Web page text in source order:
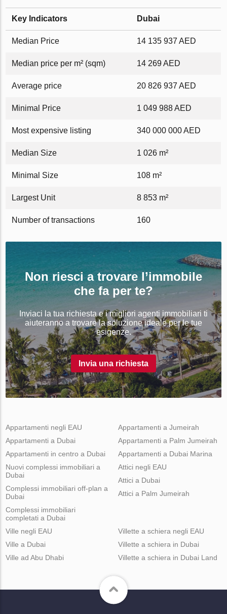
Key Indicators Dubai
Median Price 14 135 937 AED
Median price per m² (sqm) 14 269 AED
Average price 20 826 937 AED
Minimal Price 1 049 988 AED
Most expensive listing 340 000 000 AED
Median Size 1 026 m²
Minimal Size 108 m²
Largest Unit 8 853 m²
Number of transactions 160
Non riesci a trovare l’immobile
che fa per te?
Inviaci la tua richiesta e i migliori agenti immobiliari ti
aiuteranno a trovare la soluzione ideale per le tue
esigenze.
Invia una richiesta
Appartamenti negli EAU
Appartamenti a Dubai
Appartamenti in centro a Dubai
Appartamenti a Jumeirah
Appartamenti a Palm Jumeirah
Appartamenti a Dubai Marina
Nuovi complessi immobiliari a
Dubai
Complessi immobiliari off-plan a
Dubai
Complessi immobiliari
completati a Dubai
Attici negli EAU
Attici a Dubai
Attici a Palm Jumeirah
Ville negli EAU
Ville a Dubai
Ville ad Abu Dhabi
Villette a schiera negli EAU
Villette a schiera in Dubai
Villette a schiera in Dubai Land